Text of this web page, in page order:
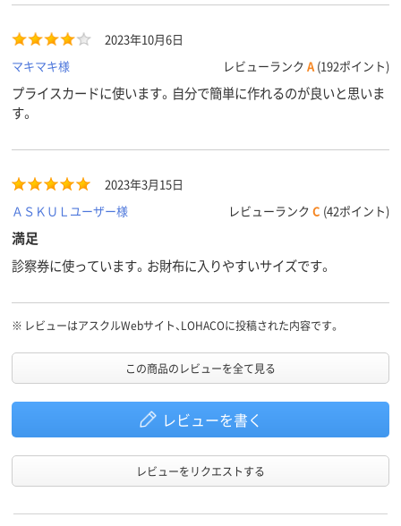
2023年10月6日
マキマキ様
レビューランク A (192ポイント)
プライスカードに使います。自分で簡単に作れるのが良いと思いま
す。
2023年3月15日
ＡＳＫＵＬユーザー様
レビューランク C (42ポイント)
満足
診察券に使っています。お財布に入りやすいサイズです。
※ レビューはアスクルWebサイト、LOHACOに投稿された内容です。
この商品のレビューを全て見る
レビューを書く
レビューをリクエストする